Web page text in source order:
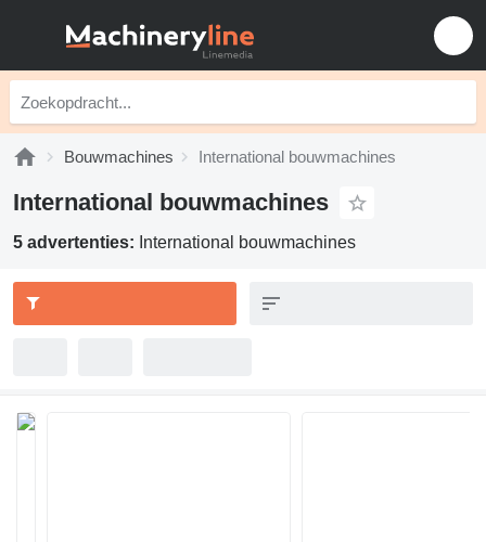
Bouwmachines International bouwmachines
International bouwmachines
5 advertenties: International bouwmachines